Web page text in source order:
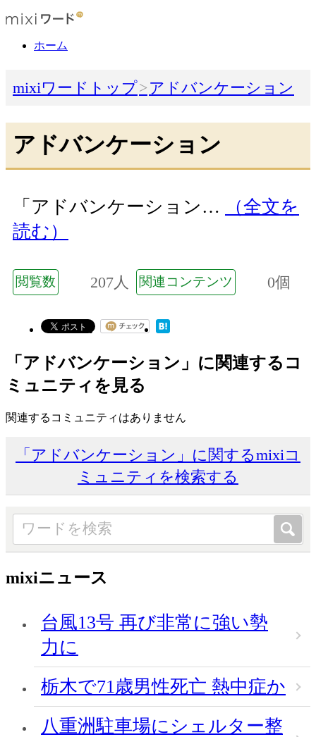
ホーム
mixiワードトップ アドバンケーション
アドバンケーション
「アドバンケーション…
（全文を
読む）
閲覧数 207人 関連コンテンツ 0個
「アドバンケーション」に関連するコ
ミュニティを見る
関連するコミュニティはありません
「アドバンケーション」に関するmixiコ
ミュニティを検索する
mixiニュース
台風13号 再び非常に強い勢
力に
栃木で71歳男性死亡 熱中症か
八重洲駐車場にシェルター整